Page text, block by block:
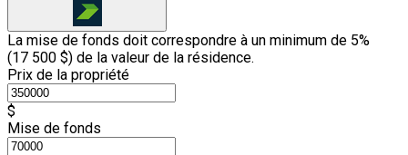
La mise de fonds doit correspondre à un minimum de 5%
(17 500 $) de la valeur de la résidence.
Prix de la propriété
$
Mise de fonds